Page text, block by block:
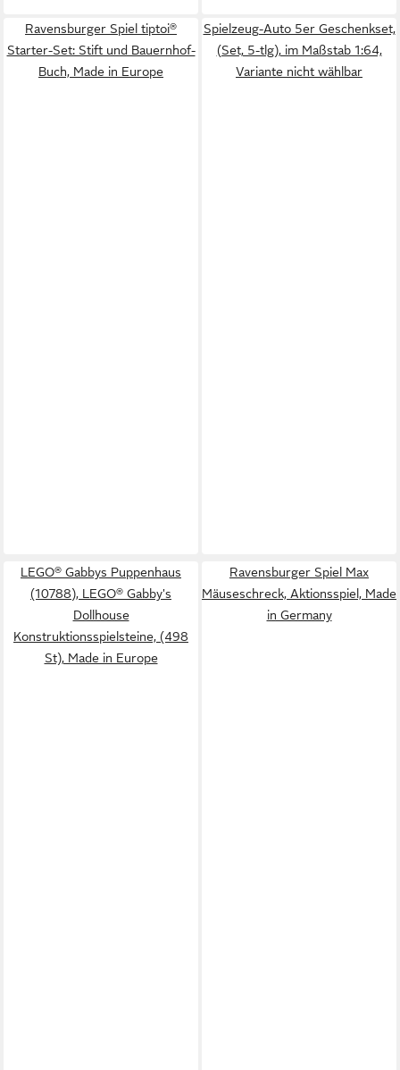
Ravensburger Spiel tiptoi®
Starter-Set: Stift und Bauernhof-
Buch, Made in Europe
Spielzeug-Auto 5er Geschenkset,
(Set, 5-tlg), im Maßstab 1:64,
Variante nicht wählbar
LEGO® Gabbys Puppenhaus
(10788), LEGO® Gabby's
Dollhouse
Konstruktionsspielsteine, (498
St), Made in Europe
Ravensburger Spiel Max
Mäuseschreck, Aktionsspiel, Made
in Germany